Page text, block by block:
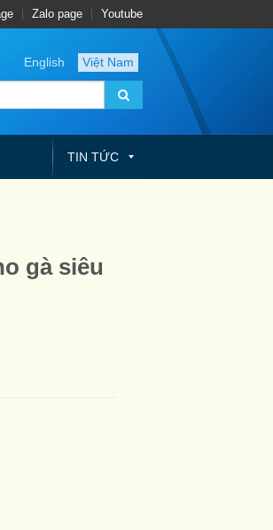
Zalo page Youtube
English Việt Nam
TIN TỨC
gà siêu